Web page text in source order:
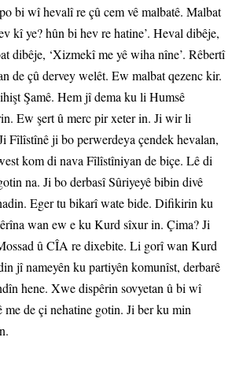
bi wî hevalî re çû cem vê malbatê. Malbat
kî ye? hûn bi hev re hatine’. Heval dibêje,
dibêje, ‘Xizmekî me yê wiha nîne’. Rêbertî
de çû dervey welêt. Ew malbat qezenc kir.
Şamê. Hem jî dema ku li Humsê
Ew şert û merc pir xeter in. Ji wir li
Fîlîstînê ji bo perwerdeya çendek hevalan,
kom di nava Fîlîstîniyan de biçe. Lê di
na. Ji bo derbasî Sûriyeyê bibin divê
Eger tu bikarî wate bide. Difikirin ku
wan ew e ku Kurd sîxur in. Çima? Ji
û CÎA re dixebite. Li gorî wan Kurd
jî nameyên ku partiyên komunîst, derbarê
hene. Xwe dispêrin sovyetan û bi wî
de çi nehatine gotin. Ji ber ku min